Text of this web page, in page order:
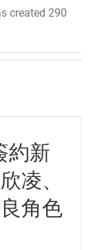
created 290
約新
凌、
角色